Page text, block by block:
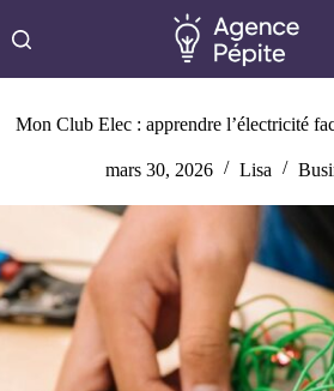
au
contenu
Mon Club Elec : apprendre l’électricité
mars 30, 2026 Lisa